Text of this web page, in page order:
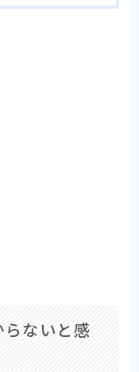
ないと感